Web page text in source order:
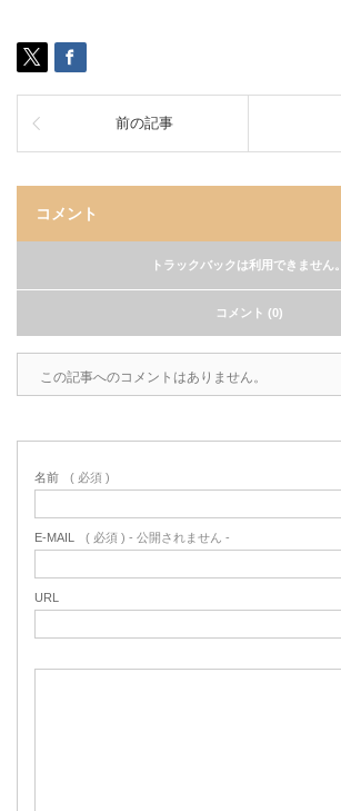
前の記事
コメント
トラックバックは利用できません。
コメント (0)
この記事へのコメントはありません。
名前 ( 必須 )
E-MAIL ( 必須 ) - 公開されません -
URL